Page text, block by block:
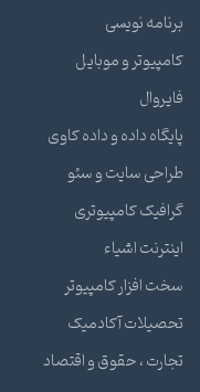
برنامه نویسی
کامپیوتر و موبایل
فایروال
پایگاه داده و داده کاوی
طراحی سایت و سئو
گرافیک کامپیوتری
اینترنت اشیاء
سخت افزار کامپیوتر
تحصیلات آکادمیک
تجارت ، حقوق و اقتصاد